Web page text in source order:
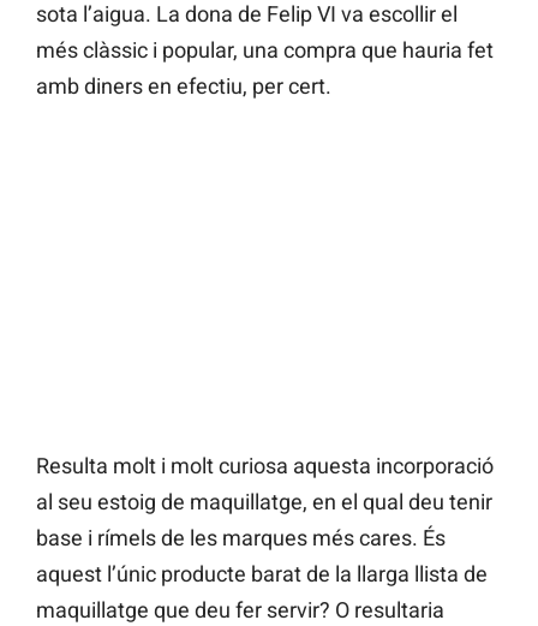
sota l’aigua. La dona de Felip VI va escollir el
més clàssic i popular, una compra que hauria fet
amb diners en efectiu, per cert.
Resulta molt i molt curiosa aquesta incorporació
al seu estoig de maquillatge, en el qual deu tenir
base i rímels de les marques més cares. És
aquest l’únic producte barat de la llarga llista de
maquillatge que deu fer servir? O resultaria